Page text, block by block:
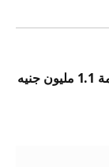
يقدم Atom Bank قرضًا لرعاية المسنين بقيمة 1.1 مليون جنيه